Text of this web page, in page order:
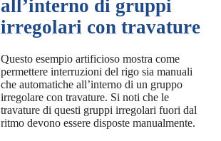
all’interno di gruppi
irregolari con travature
Questo esempio artificioso mostra come
permettere interruzioni del rigo sia manuali
che automatiche all’interno di un gruppo
irregolare con travature. Si noti che le
travature di questi gruppi irregolari fuori dal
ritmo devono essere disposte manualmente.